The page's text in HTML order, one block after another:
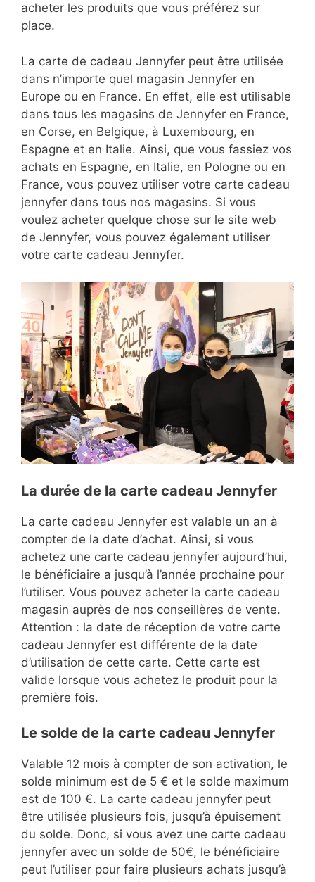
acheter les produits que vous préférez sur
place.
La carte de cadeau Jennyfer peut être utilisée
dans n’importe quel magasin Jennyfer en
Europe ou en France. En effet, elle est utilisable
dans tous les magasins de Jennyfer en France,
en Corse, en Belgique, à Luxembourg, en
Espagne et en Italie. Ainsi, que vous fassiez vos
achats en Espagne, en Italie, en Pologne ou en
France, vous pouvez utiliser votre carte cadeau
jennyfer dans tous nos magasins. Si vous
voulez acheter quelque chose sur le site web
de Jennyfer, vous pouvez également utiliser
votre carte cadeau Jennyfer.
La durée de la carte cadeau Jennyfer
La carte cadeau Jennyfer est valable un an à
compter de la date d’achat. Ainsi, si vous
achetez une carte cadeau jennyfer aujourd’hui,
le bénéficiaire a jusqu’à l’année prochaine pour
l’utiliser. Vous pouvez acheter la carte cadeau
magasin auprès de nos conseillères de vente.
Attention : la date de réception de votre carte
cadeau Jennyfer est différente de la date
d’utilisation de cette carte. Cette carte est
valide lorsque vous achetez le produit pour la
première fois.
Le solde de la carte cadeau Jennyfer
Valable 12 mois à compter de son activation, le
solde minimum est de 5 € et le solde maximum
est de 100 €. La carte cadeau jennyfer peut
être utilisée plusieurs fois, jusqu’à épuisement
du solde. Donc, si vous avez une carte cadeau
jennyfer avec un solde de 50€, le bénéficiaire
peut l’utiliser pour faire plusieurs achats jusqu’à